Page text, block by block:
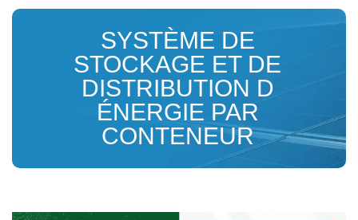
SYSTÈME DE
STOCKAGE ET DE
DISTRIBUTION D
ÉNERGIE PAR
CONTENEUR